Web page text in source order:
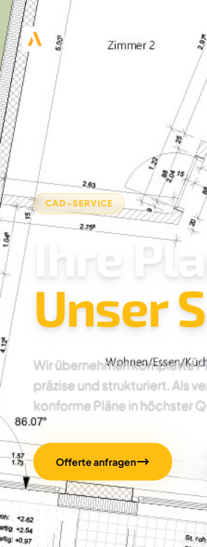
CAD-SERVICE
Ihre
Unser
Wir übernehmen komplette
präzise und strukturiert. Als
konforme Pläne in höchster
Offerte anfragen